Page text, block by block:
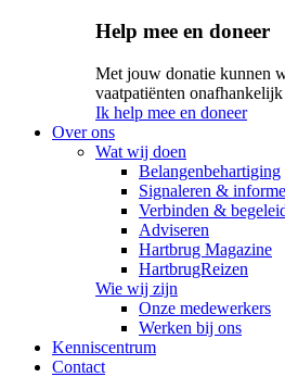
Help mee en doneer
Met jouw donatie kunnen
vaatpatiënten
Ik help mee en doneer
Over ons
Wat wij doen
Belangenbehartiging
Signaleren &
Verbinden &
Adviseren
Hartbrug Magazine
HartbrugReizen
Wie wij zijn
Onze medewerkers
Werken bij ons
Kenniscentrum
Contact